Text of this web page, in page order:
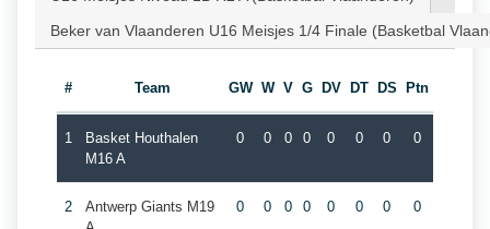
Beker van Vlaanderen U16 Meisjes 1/4 Finale (Basketbal
# Team GW W V G DV DT DS Ptn
1
Basket Houthalen
M16 A
0 0 0 0 0 0 0 0
2
Antwerp Giants M19
0 0 0 0 0 0 0 0